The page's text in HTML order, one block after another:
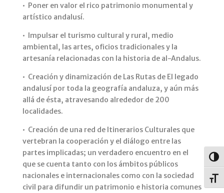
• Poner en valor el rico patrimonio monumental y
artístico andalusí.
• Impulsar el turismo cultural y rural, medio
ambiental, las artes, oficios tradicionales y la
artesanía relacionadas con la historia de al-Andalus.
• Creación y dinamización de Las Rutas de El legado
andalusí por toda la geografía andaluza, y aún más
allá de ésta, atravesando alrededor de 200
localidades.
• Creación de una red de Itinerarios Culturales que
vertebran la cooperación y el diálogo entre las
partes implicadas; un verdadero encuentro en el
que se cuenta tanto con los ámbitos públicos
nacionales e internacionales como con la sociedad
civil para difundir un patrimonio e historia comunes